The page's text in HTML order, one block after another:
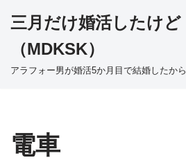
テ
ス
キ
三月だけ婚活したけど
（MDKSK）
アラフォー男が婚活5か月目で結婚したから
電車